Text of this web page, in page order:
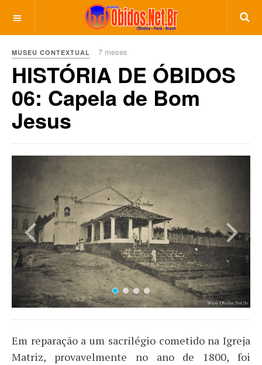
MUSEU CONTEXTUAL 7 meses
HISTÓRIA DE ÓBIDOS
06: Capela de Bom
Jesus
Previous
Em reparação a um sacrilégio cometido na Igreja
Matriz, provavelmente no ano de 1800, foi